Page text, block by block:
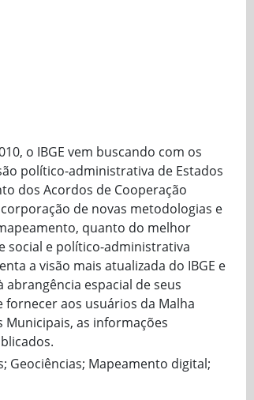
o IBGE vem buscando com os
político-administrativa de Estados
dos Acordos de Cooperação
de novas metodologias e
quanto do melhor
social e político-administrativa
a visão mais atualizada do IBGE e
espacial de seus
aos usuários da Malha
Municipais, as informações
Geociências; Mapeamento digital;